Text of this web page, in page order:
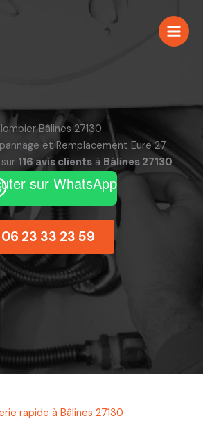
Bâlines 27130
et Remplacement Eure 27
116 avis clients à Bâlines 27130
sur WhatsApp
06 23 33 23 59
rapide à Bâlines 27130